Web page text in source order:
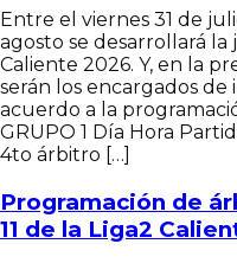
Partidos
Posiciones
LigaFan
Clubes
Entre el viernes 31 de
agosto se desarrollará la
Caliente 2026. Y, en la
serán los encargados de
acuerdo a la
GRUPO 1 Día Hora
4to árbitro […]
Programación de
11 de la Liga2